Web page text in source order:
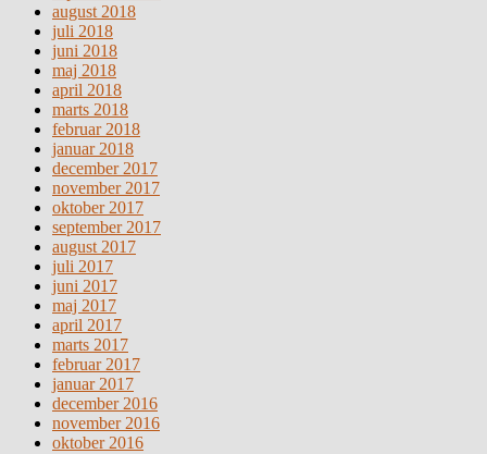
august 2018
juli 2018
juni 2018
maj 2018
april 2018
marts 2018
februar 2018
januar 2018
december 2017
november 2017
oktober 2017
september 2017
august 2017
juli 2017
juni 2017
maj 2017
april 2017
marts 2017
februar 2017
januar 2017
december 2016
november 2016
oktober 2016